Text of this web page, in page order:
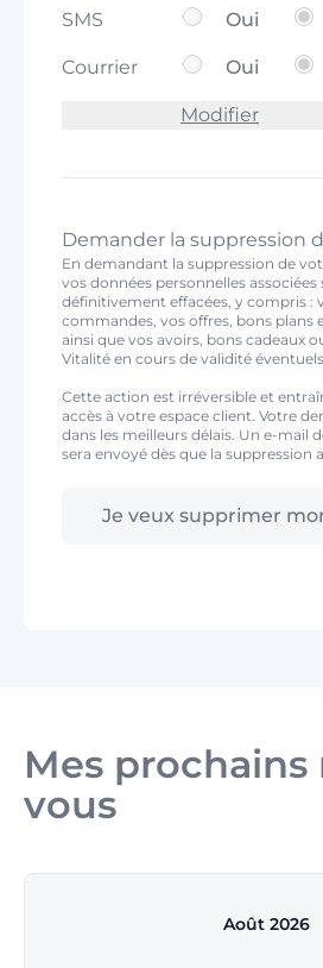
SMS Oui
Courrier Oui
Modifier
Demander la suppression
En demandant la suppression de
vos données personnelles associées
définitivement effacées, y compris :
commandes, vos offres, bons plans
ainsi que vos avoirs, bons cadeaux
Vitalité en cours de validité
Cette action est irréversible et
accès à votre espace client. Votre
dans les meilleurs délais. Un e-mail
sera envoyé dès que la suppression
Je veux supprimer
Mes prochains
vous
Août 2026